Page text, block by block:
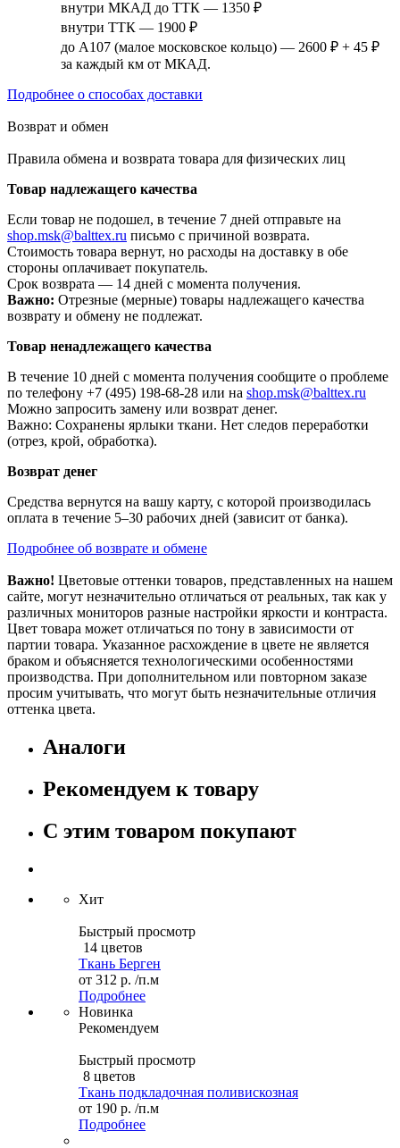
внутри МКАД до ТТК — 1350 ₽
внутри ТТК — 1900 ₽
до А107 (малое московское кольцо) — 2600 ₽ + 45 ₽
за каждый км от МКАД.
Подробнее о способах доставки
Возврат и обмен
Правила обмена и возврата товара для физических лиц
Товар надлежащего качества
Если товар не подошел, в течение 7 дней отправьте на
shop.msk@balttex.ru письмо с причиной возврата.
Стоимость товара вернут, но расходы на доставку в обе
стороны оплачивает покупатель.
Срок возврата — 14 дней с момента получения.
Важно: Отрезные (мерные) товары надлежащего качества
возврату и обмену не подлежат.
Товар ненадлежащего качества
В течение 10 дней с момента получения сообщите о проблеме
по телефону +7 (495) 198-68-28 или на shop.msk@balttex.ru
Можно запросить замену или возврат денег.
Важно: Сохранены ярлыки ткани. Нет следов переработки
(отрез, крой, обработка).
Возврат денег
Средства вернутся на вашу карту, с которой производилась
оплата в течение 5–30 рабочих дней (зависит от банка).
Подробнее об возврате и обмене
Важно! Цветовые оттенки товаров, представленных на нашем
сайте, могут незначительно отличаться от реальных, так как у
различных мониторов разные настройки яркости и контраста.
Цвет товара может отличаться по тону в зависимости от
партии товара. Указанное расхождение в цвете не является
браком и объясняется технологическими особенностями
производства. При дополнительном или повторном заказе
просим учитывать, что могут быть незначительные отличия
оттенка цвета.
Аналоги
Рекомендуем к товару
С этим товаром покупают
Хит
Быстрый просмотр
14 цветов
Ткань Берген
от 312 р. /п.м
Подробнее
Новинка
Рекомендуем
Быстрый просмотр
8 цветов
Ткань подкладочная поливискозная
от 190 р. /п.м
Подробнее